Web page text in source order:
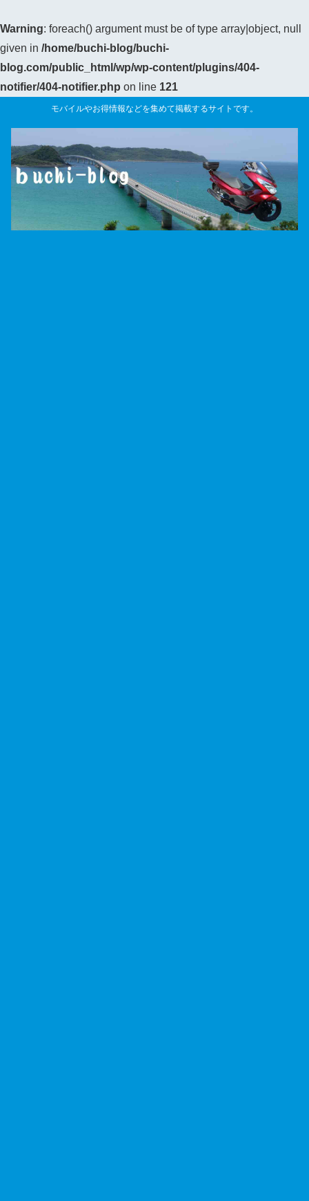
Warning: foreach() argument must be of type array|object, null
given in /home/buchi-blog/buchi-
blog.com/public_html/wp/wp-content/plugins/404-
notifier/404-notifier.php on line 121
モバイルやお得情報などを集めて掲載するサイトです。